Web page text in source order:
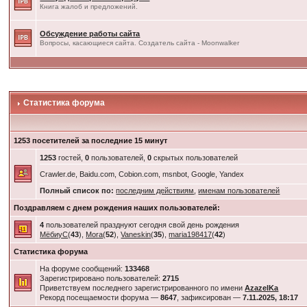
Книга жалоб и предложений.
Обсуждение работы сайта
Вопросы, касающиеся сайта. Создатель сайта - Moonwalker
Статистика форума
1253 посетителей за последние 15 минут
1253 гостей,0 пользователей,0 скрытых пользователей
Crawler.de, Baidu.com, Cobion.com, msnbot, Google, Yandex
Полный список по: последним действиям ,именам пользователей
Поздравляем с днем рождения наших пользователей:
4 пользователей празднуют сегодня свой день рождения
МёбиуС(43), Mora(52),Vaneskin(35),maria198417(42)
Статистика форума
На форуме сообщений:133468
Зарегистрировано пользователей:2715
Приветствуем последнего зарегистрированного по имениAzazelKa
Рекорд посещаемости форума —8647 , зафиксирован —7.11.2025, 18:17